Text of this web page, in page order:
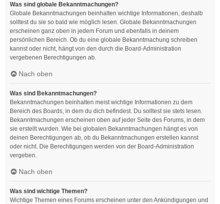
Was sind globale Bekanntmachungen?
Globale Bekanntmachungen beinhalten wichtige Informationen, deshalb
solltest du sie so bald wie möglich lesen. Globale Bekanntmachungen
erscheinen ganz oben in jedem Forum und ebenfalls in deinem
persönlichen Bereich. Ob du eine globale Bekanntmachung schreiben
kannst oder nicht, hängt von den durch die Board-Administration
vergebenen Berechtigungen ab.
Nach oben
Was sind Bekanntmachungen?
Bekanntmachungen beinhalten meist wichtige Informationen zu dem
Bereich des Boards, in dem du dich befindest. Du solltest sie stets lesen.
Bekanntmachungen erscheinen oben auf jeder Seite des Forums, in dem
sie erstellt wurden. Wie bei globalen Bekanntmachungen hängt es von
deinen Berechtigungen ab, ob du Bekanntmachungen erstellen kannst
oder nicht. Die Berechtigungen werden von der Board-Administration
vergeben.
Nach oben
Was sind wichtige Themen?
Wichtige Themen eines Forums erscheinen unter den Ankündigungen und